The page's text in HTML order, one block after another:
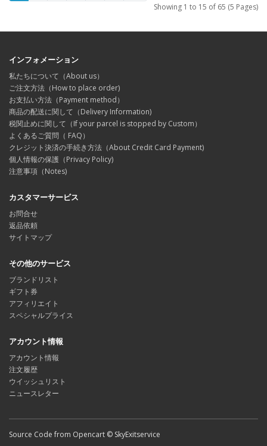
Showing 1 to 15 of 65 (5 Pages)
インフォメーション
私たちについて（About us）
ご注文方法（How to place order)
お支払い方法（Payment method）
商品の配送に関して（Delivery Information)
税関止めに関して（If your parcel is stopped by Custom）
よくあるご質問（ FAQ）
クレジット決済の手続き方法（About Credit Card Payment)
個人情報の保護（Privacy Policy)
注意事項（Notes)
カスタマーサービス
お問合せ
返品依頼
サイトマップ
その他のサービス
ブランドリスト
ギフト券
アフィリエイト
スペシャルプライス
アカウント情報
アカウント情報
注文履歴
ウイッシュリスト
ニュースレター
Source Code from Opencart © SkyExitservice